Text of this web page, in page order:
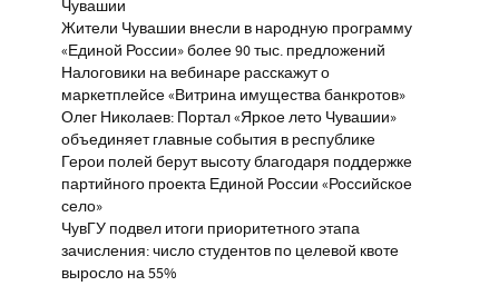
Чувашии
Жители Чувашии внесли в народную программу
«Единой России» более 90 тыс. предложений
Налоговики на вебинаре расскажут о
маркетплейсе «Витрина имущества банкротов»
Олег Николаев: Портал «Яркое лето Чувашии»
объединяет главные события в республике
Герои полей берут высоту благодаря поддержке
партийного проекта Единой России «Российское
село»
ЧувГУ подвел итоги приоритетного этапа
зачисления: число студентов по целевой квоте
выросло на 55%